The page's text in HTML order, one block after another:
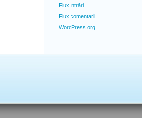
Flux intrări
Flux comentarii
WordPress.org